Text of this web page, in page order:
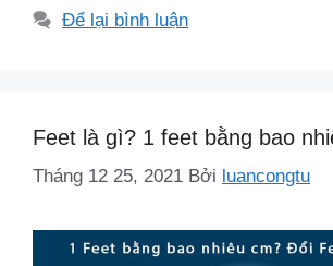
mục
Để lại bình luận
Feet là gì? 1 feet bằng bao
Tháng 12 25, 2021 Bởi luancongtu